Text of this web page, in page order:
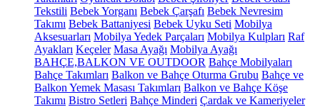
Tekstili Bebek Yorganı Bebek Çarşafı Bebek Nevresim
Takımı Bebek Battaniyesi Bebek Uyku Seti Mobilya
Aksesuarları Mobilya Yedek Parçaları Mobilya Kulpları Raf
Ayakları Keçeler Masa Ayağı Mobilya Ayağı
BAHÇE,BALKON VE OUTDOOR Bahçe Mobilyaları
Bahçe Takımları Balkon ve Bahçe Oturma Grubu Bahçe ve
Balkon Yemek Masası Takımları Balkon ve Bahçe Köşe
Takımı Bistro Setleri Bahçe Minderi Çardak ve Kameriyeler